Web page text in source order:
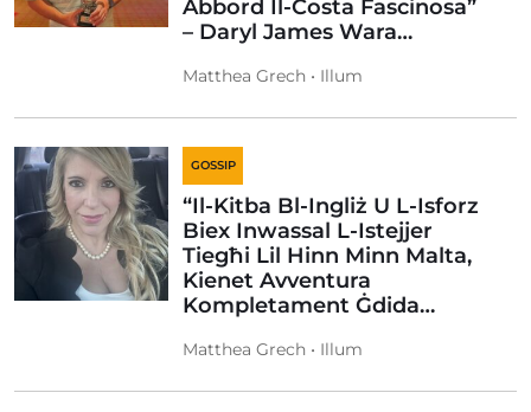
Abbord Il-Costa Fascinosa”
– Daryl James Wara…
Matthea Grech • Illum
GOSSIP
“Il-Kitba Bl-Ingliż U L-Isforz
Biex Inwassal L-Istejjer
Tiegħi Lil Hinn Minn Malta,
Kienet Avventura
Kompletament Ġdida…
Matthea Grech • Illum